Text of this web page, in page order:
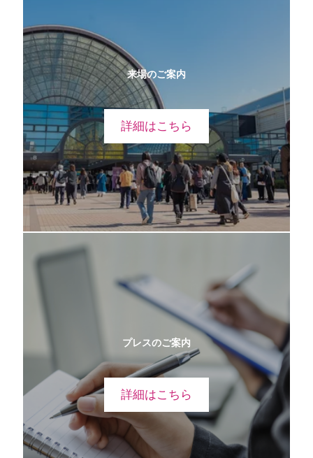
来場のご案内
詳細はこちら
プレスのご案内
詳細はこちら